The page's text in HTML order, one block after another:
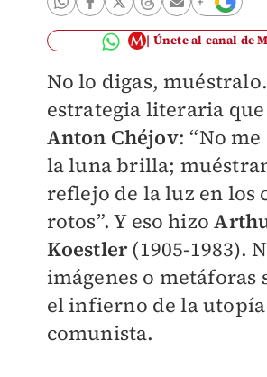
Únete al canal de
No lo digas,
estrategia literaria
Anton Chéjov: “No
la luna brilla;
reflejo de la luz en los
rotos”. Y eso hizo
Koestler(1905-1983).
imágenes o metáforas
el infierno de la utopía
comunista.